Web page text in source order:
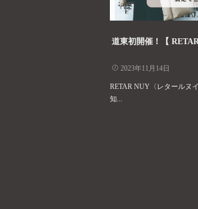
道東初開催！【
2023年11月14日
RETAR NUY〈レタールヌ
知...